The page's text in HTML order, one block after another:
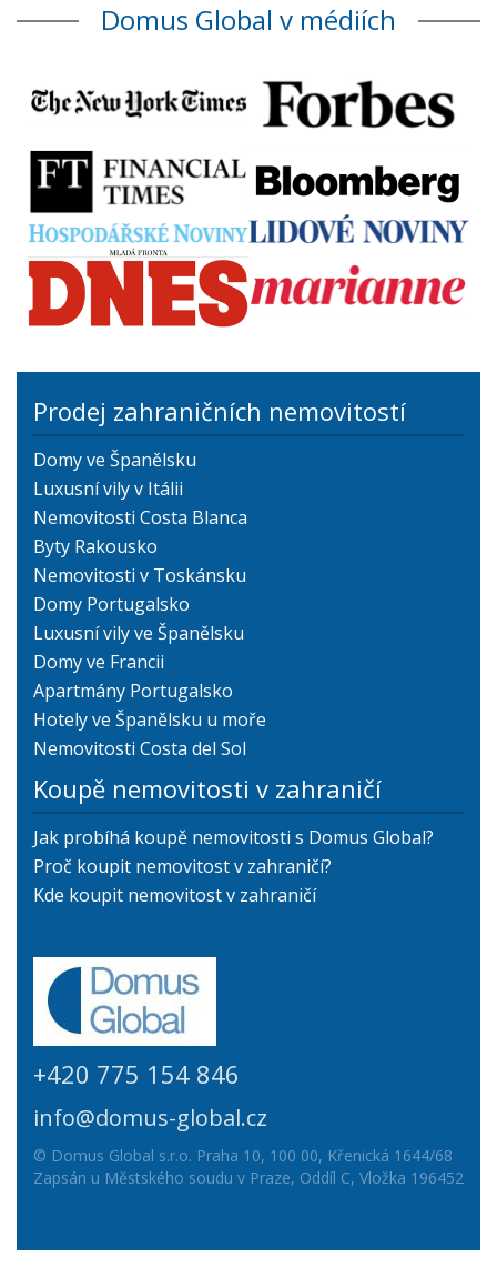
Domus Global v médiích
Prodej zahraničních nemovitostí
Domy ve Španělsku
Luxusní vily v Itálii
Nemovitosti Costa Blanca
Byty Rakousko
Nemovitosti v Toskánsku
Domy Portugalsko
Luxusní vily ve Španělsku
Domy ve Francii
Apartmány Portugalsko
Hotely ve Španělsku u moře
Nemovitosti Costa del Sol
Koupě nemovitosti v zahraničí
Jak probíhá koupě nemovitosti s Domus Global?
Proč koupit nemovitost v zahraničí?
Kde koupit nemovitost v zahraničí
+420 775 154 846
info@domus-global.cz
© Domus Global s.r.o. Praha 10, 100 00, Křenická 1644/68
Zapsán u Městského soudu v Praze, Oddíl C, Vložka 196452